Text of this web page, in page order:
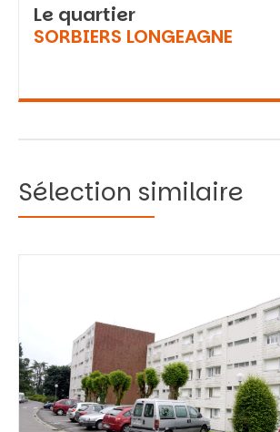
Le quartier
SORBIERS LONGEAGNE
Sélection similaire